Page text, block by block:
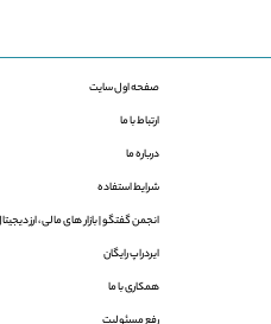
صفحه اول سایت
ارتباط با ما
درباره ما
شرایط استفاده
انجمن گفتگو |‌ بازار های مالی ، ارز
ایردراپ رایگان
همکاری با ما